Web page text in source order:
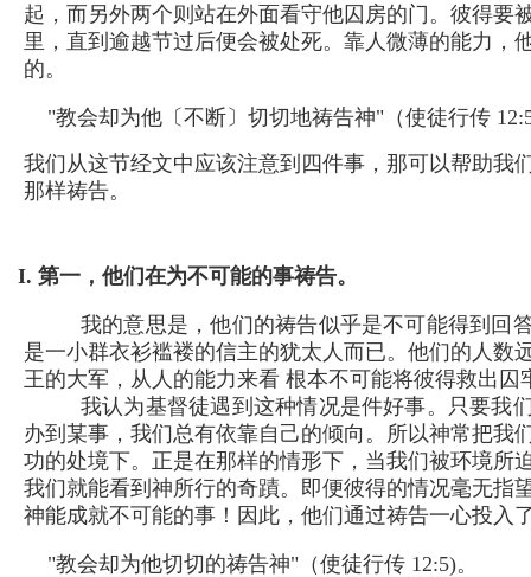
起，而另外两个则站在外面看守他囚房的门。彼得要
里，直到逾越节过后便会被处死。靠人微薄的能力，
的。
"教会却为他〔不断〕切切地祷告神"（使徒行传
我们从这节经文中应该注意到四件事，那可以帮助我
那样祷告。
I. 第一，他们在为不可能的事祷告。
我的意思是，他们的祷告似乎是不可能得到回
是一小群衣衫褴褛的信主的犹太人而已。他们的人数
王的大军，从人的能力来看 根本不可能将彼得救出囚
我认为基督徒遇到这种情况是件好事。只要我
办到某事，我们总有依靠自己的倾向。所以神常把我
功的处境下。正是在那样的情形下，当我们被环境所
我们就能看到神所行的奇蹟。即便彼得的情况毫无指
神能成就不可能的事！因此，他们通过祷告一心投入
"教会却为他切切的祷告神"（使徒行传 12:5)。